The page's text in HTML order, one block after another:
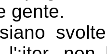
gente.